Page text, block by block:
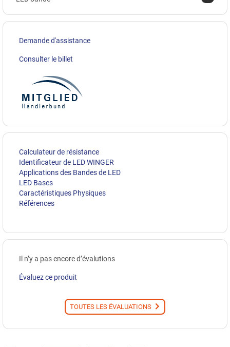
Demande d'assistance
Consulter le billet
Calculateur de résistance
Identificateur de LED WINGER
Applications des Bandes de LED
LED Bases
Caractéristiques Physiques
Références
Il n’y a pas encore d’évalutions
Évaluez ce produit
TOUTES LES ÉVALUATIONS